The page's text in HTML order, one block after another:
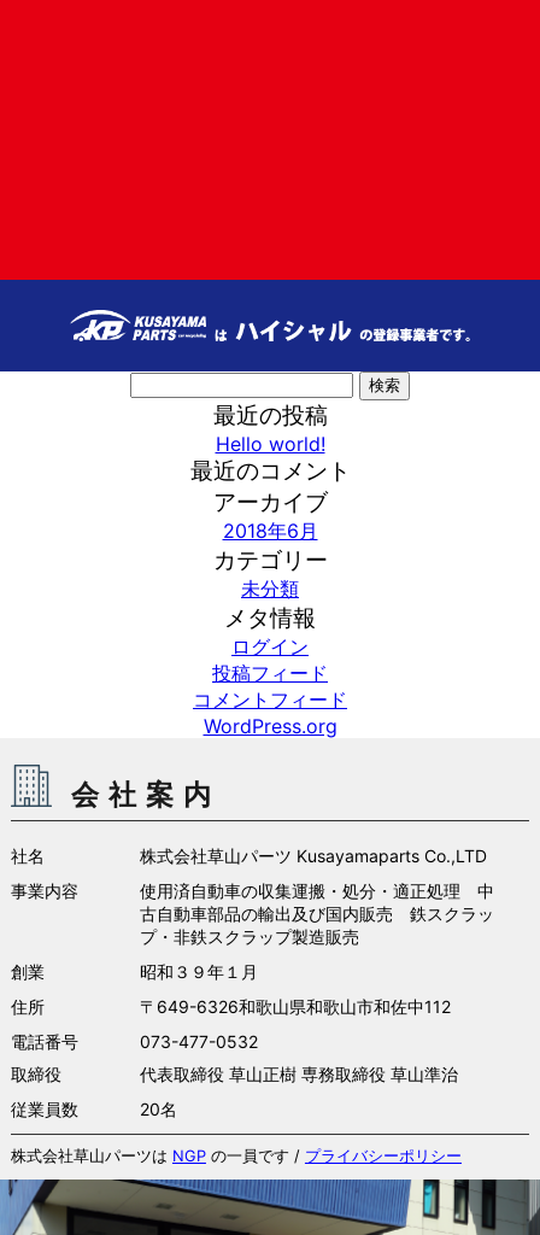
検
最近の投稿
Hello world!
最近のコメント
アーカイブ
2018年6月
カテゴリー
未分類
メタ情報
ログイン
投稿フィード
コメントフィード
WordPress.org
会社案内
社名
株式会社草山パーツ Kusayamaparts Co.,LTD
事業内容
使用済自動車の収集運搬・処分・適正処理 中
古自動車部品の輸出及び国内販売 鉄スクラッ
プ・非鉄スクラップ製造販売
創業
昭和３９年１月
住所
〒649-6326和歌山県和歌山市和佐中112
電話番号
073-477-0532
取締役
代表取締役 草山正樹 専務取締役 草山準治
従業員数
20名
株式会社草山パーツは NGPの一員です / プライバシーポリシー